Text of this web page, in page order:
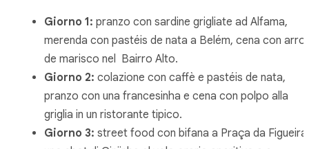
Giorno 1: pranzo con sardine grigliate ad Alfama,
merenda con pastéis de nata a Belém, cena con
de marisco nel Bairro Alto.
Giorno 2: colazione con caffè e pastéis de nata,
pranzo con una francesinha e cena con polpo alla
griglia in un ristorante tipico.
Giorno 3: street food con bifana a Praça da Figueira,